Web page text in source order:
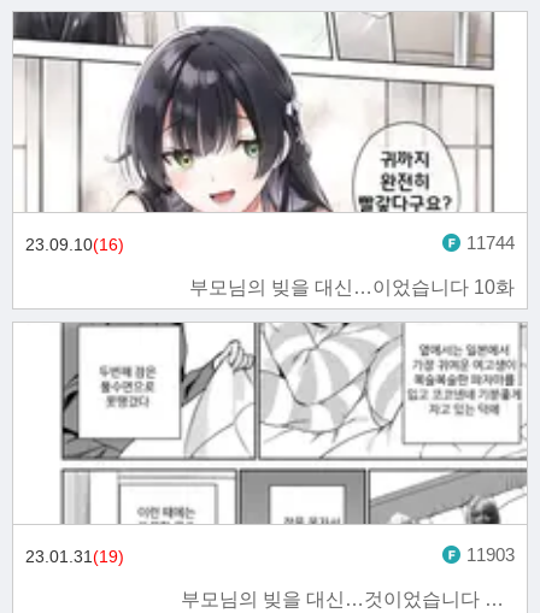
부모님의 빚을 대신…이었습니다 10화
23.09.10(16) 11744
부모님의 빚을 대신…것이었습니다 9화
23.01.31(19) 11903